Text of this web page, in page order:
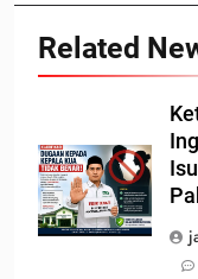
Related